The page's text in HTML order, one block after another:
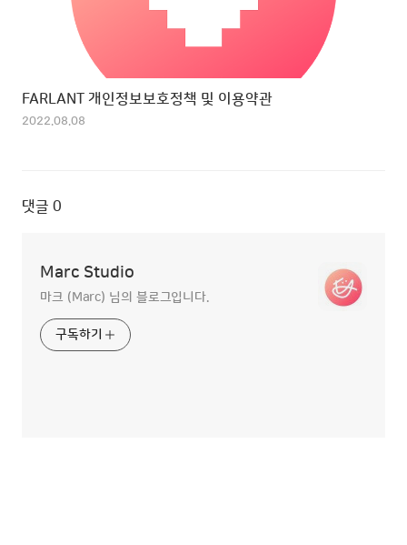
FARLANT 개인정보보호정책 및 이용약관
2022.08.08
댓글 0
Marc Studio
마크 (Marc) 님의 블로그입니다.
구독하기